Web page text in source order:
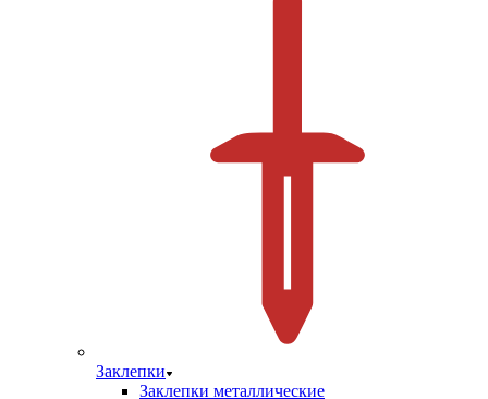
Заклепки
Заклепки металлические